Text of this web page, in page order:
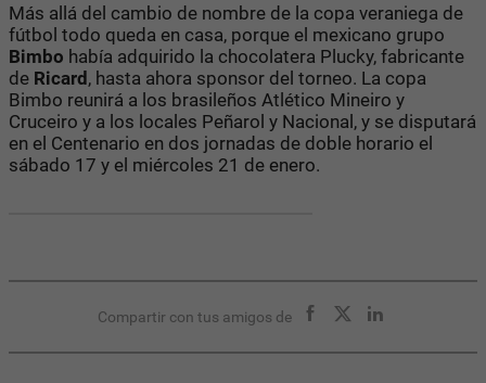
Más allá del cambio de nombre de la copa veraniega de
fútbol todo queda en casa, porque el mexicano grupo
Bimbo había adquirido la chocolatera Plucky, fabricante
de Ricard, hasta ahora sponsor del torneo. La copa
Bimbo reunirá a los brasileños Atlético Mineiro y
Cruceiro y a los locales Peñarol y Nacional, y se disputará
en el Centenario en dos jornadas de doble horario el
sábado 17 y el miércoles 21 de enero.
Compartir con tus amigos de